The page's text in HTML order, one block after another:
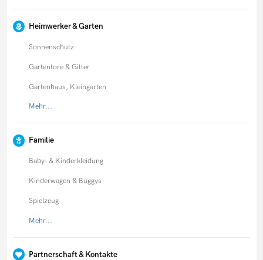
Heimwerker & Garten
Sonnenschutz
Gartentore & Gitter
Gartenhaus, Kleingarten
Mehr...
Familie
Baby- & Kinderkleidung
Kinderwagen & Buggys
Spielzeug
Mehr...
Partnerschaft & Kontakte